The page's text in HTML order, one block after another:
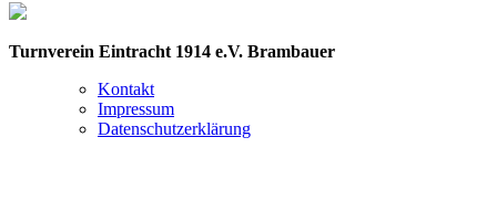
Turnverein Eintracht 1914 e.V. Brambauer
Kontakt
Impressum
Datenschutzerklärung